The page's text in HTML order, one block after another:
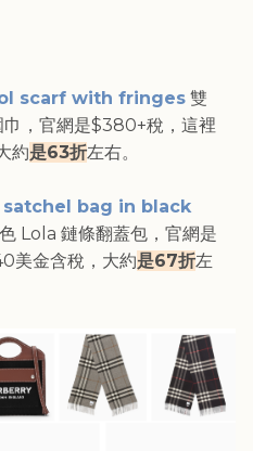
scarf with fringes 雙
，官網是$380+稅，這裡
約是63折左右。
bag in black
Lola 鏈條翻蓋包，官網是
美金含稅，大約是67折左